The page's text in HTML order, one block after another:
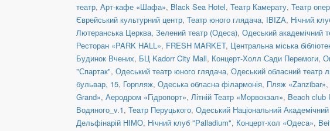
театр, Арт-кафе «Шафа», Black Sea Hotel, Театр Камерату, Театр
Єврейський культурний центр, Театр юного глядача, IBIZA, Нічний
Лютеранська Церква, Зелений театр (Одеса), Одеський академічний
Ресторан «PARK HALL», FRESH MARKET, Центральна міська
Будинок Вчених, БЦ Kadorr City Mall, Концерт-Холл Сади Перемоги,
"Спартак", Одеський театр юного глядача, Одеський обласний театр
бульвар, 15, Горпляж, Одеська обласна філармонія, Пляж «Zanzibar»,
Grand», Аеродром «Гідропорт», Літній Театр «Морвокзал», Beach club
Водяного_v.1, Театр Перуцького, Одеський Національний
Дельфінарій НІМО, Нічний клуб "Palladium", Концерт-хол «Одеса»,